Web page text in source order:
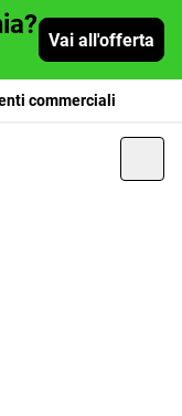
Vai all'offerta
commerciali